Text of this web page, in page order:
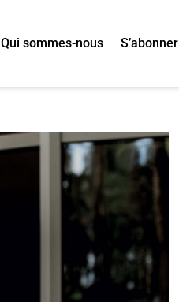
Qui sommes-nous S’abonner